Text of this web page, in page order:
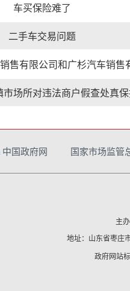
车买保险难了
二手车交易问题
售有限公司和广杉汽车销售
市场所对违法商户假查处真
10页, 当前是第1页 下
中国政府网 国家市场监管
主
地址：山东省枣庄
政府网站